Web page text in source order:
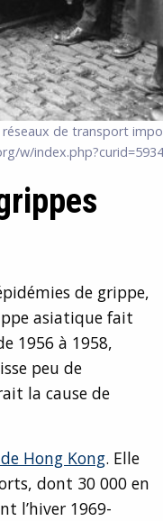
de transport
w/
de grippe,
asiatique fait
1956 à 1958,
peu de
la cause de
Hong Kong. Elle
dont 30 000 en
l’hiver 1969-